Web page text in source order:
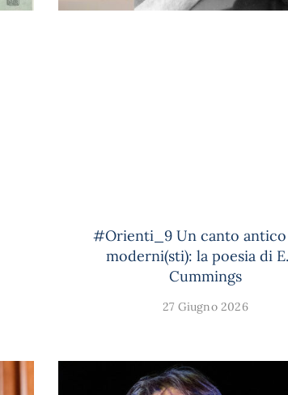
#Orienti_9 Un canto
moderni(sti): la poesia di
Cummings
27 Giugno 2026